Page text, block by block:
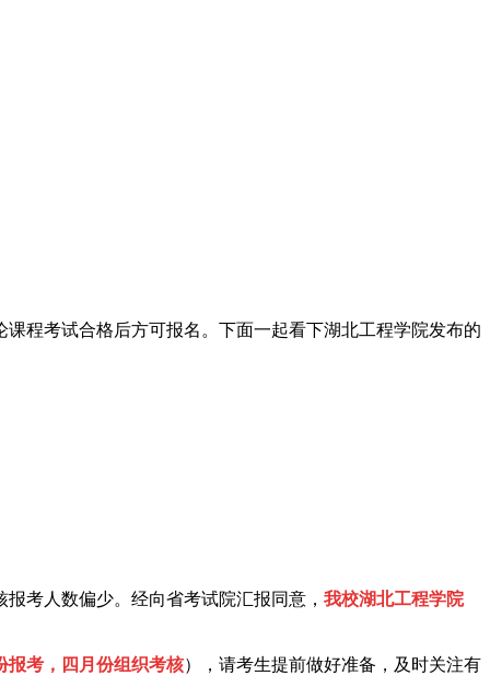
程考试合格后方可报名。下面一起看下湖北工程学院发布的
考人数偏少。经向省考试院汇报同意， 我校湖北工程学院
报考，四月份组织考核），请考生提前做好准备，及时关注有